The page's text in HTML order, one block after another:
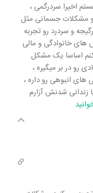
یک دختر ۱۵ ساله هستم اخیرا سردرگمی ،
مشکلات جسمانی مثل
و سردرد رو تجربه
های خانوادگی و مالی
اساسا یک مشکل
در بر میگیره ،
انبوهی رو داره ،
زندانی شدنش آزارم